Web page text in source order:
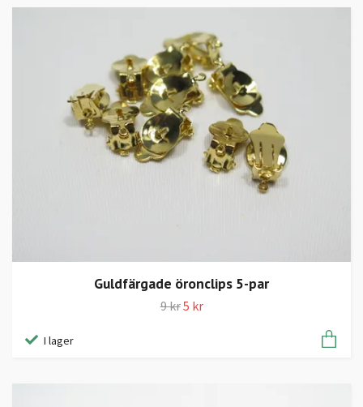
Guldfärgade öronclips 5-par
9 kr5 kr
I lager